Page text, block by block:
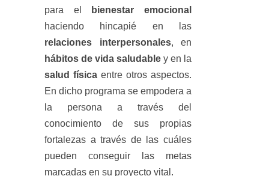
para el
bienestar emocional
haciendo hincapié en las
relaciones interpersonales, en
hábitos de vida saludable y en la
salud física entre otros aspectos.
En dicho programa se empodera a
la persona a través del
conocimiento de sus propias
fortalezas a través de las cuáles
pueden conseguir las metas
marcadas en su proyecto vital.